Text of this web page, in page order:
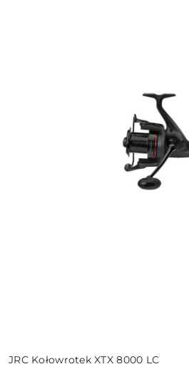
JRC Kołowrotek XTX 8000 LC